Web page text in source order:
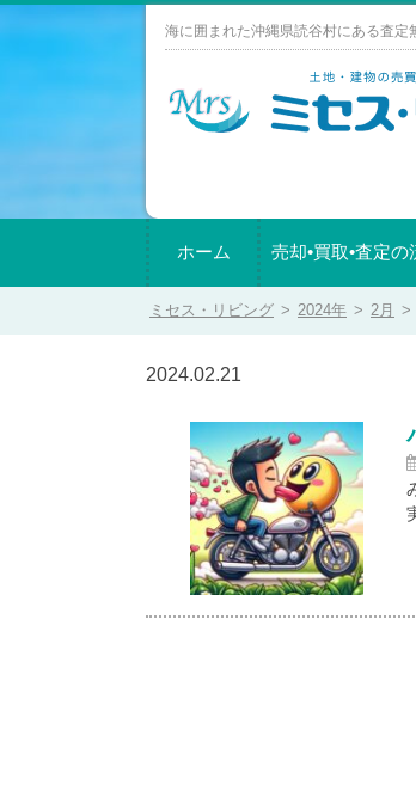
海に囲まれた沖縄県読谷村にある査定
ホーム 売却•買取•査定の
ミセス・リビング > 2024年 > 2月 >
2024.02.21